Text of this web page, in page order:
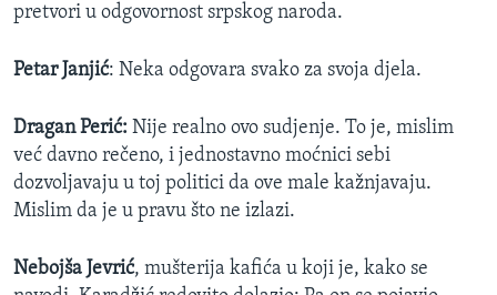
pretvori u odgovornost srpskog naroda.
Petar Janjić: Neka odgovara svako za svoja djela.
Dragan Perić: Nije realno ovo sudjenje. To je, mislim
već davno rečeno, i jednostavno moćnici sebi
dozvoljavaju u toj politici da ove male kažnjavaju.
Mislim da je u pravu što ne izlazi.
Nebojša Jevrić, mušterija kafića u koji je, kako se